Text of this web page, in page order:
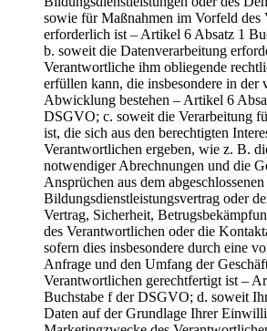
sowie für Maßnahmen im Vorfeld des
erforderlich ist – Artikel 6 Absatz 1
b. soweit die Datenverarbeitung
Verantwortliche ihm obliegende
erfüllen kann, die insbesondere in der
Abwicklung bestehen – Artikel 6
DSGVO; c. soweit die Verarbeitung
ist, die sich aus den berechtigten
Verantwortlichen ergeben, wie z. B.
notwendiger Abrechnungen und die
Ansprüchen aus dem
Bildungsdienstleistungsvertrag oder
Vertrag, Sicherheit,
des Verantwortlichen oder die
sofern dies insbesondere durch eine
Anfrage und den Umfang der
Verantwortlichen gerechtfertigt ist –
Buchstabe f der DSGVO; d. soweit
Daten auf der Grundlage Ihrer